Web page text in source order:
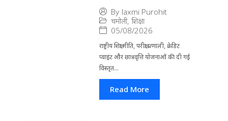
By laxmi Purohit
चमोली, शिक्षा
05/08/2026
राष्ट्रीय शिक्षा नीति, परीक्षा प्रणाली, क्रेडिट
प्वाइंट और छात्रवृत्ति योजनाओं की दी गई
विस्तृत...
Read More